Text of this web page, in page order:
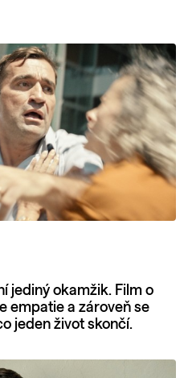
jediný okamžik. Film o
empatie a zároveň se
jeden život skončí.